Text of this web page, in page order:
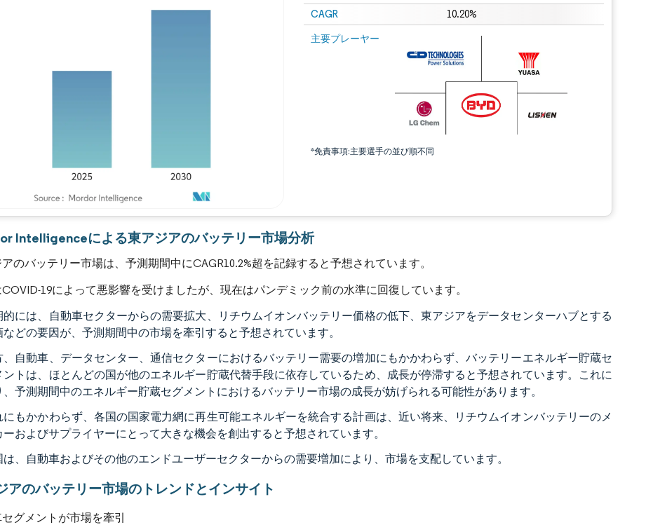
CAGR 10.20%
主要プレーヤー
*免責事項:主要選手の並び順不同
Intelligenceによる東アジアのバッテリー市場分析
のバッテリー市場は、予測期間中にCAGR10.2%超を記録すると予想されています。
19によって悪影響を受けましたが、現在はパンデミック前の水準に回復しています。
的には、自動車セクターからの需要拡大、リチウムイオンバッテリー価格の低下、東アジアをデータセンターハブとする
などの要因が、予測期間中の市場を牽引すると予想されています。
、自動車、データセンター、通信セクターにおけるバッテリー需要の増加にもかかわらず、バッテリーエネルギー貯蔵セ
ントは、ほとんどの国が他のエネルギー貯蔵代替手段に依存しているため、成長が停滞すると予想されています。これに
、予測期間中のエネルギー貯蔵セグメントにおけるバッテリー市場の成長が妨げられる可能性があります。
にもかかわらず、各国の国家電力網に再生可能エネルギーを統合する計画は、近い将来、リチウムイオンバッテリーのメ
ーおよびサプライヤーにとって大きな機会を創出すると予想されています。
は、自動車およびその他のエンドユーザーセクターからの需要増加により、市場を支配しています。
アのバッテリー市場のトレンドとインサイト
グメントが市場を牽引